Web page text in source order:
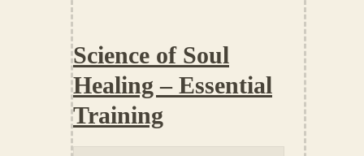
Science of Soul
Healing – Essential
Training